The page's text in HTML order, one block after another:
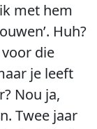
met hem
Huh?
die
je leeft
Nou ja,
Twee jaar